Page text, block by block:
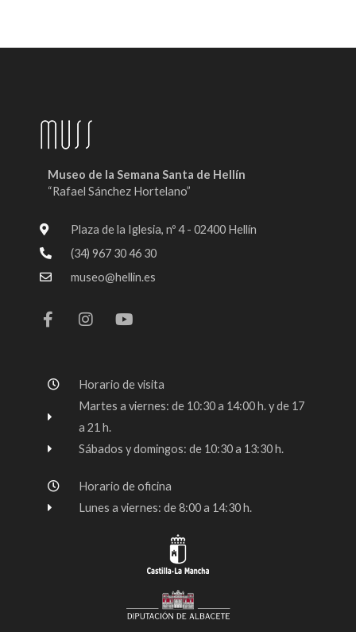
Museo de la Semana Santa de Hellín
“Rafael Sánchez Hortelano”
Plaza de la Iglesia, nº 4 - 02400 Hellín
(34) 967 30 46 30
museo@hellin.es
a
c
o
o
-
n
s
r
a
m
o
u
e
Horario de visita
Martes a viernes: de 10:30 a 14:00 h. y de 17
a 21 h.
Sábados y domingos: de 10:30 a 13:30 h.
Horario de oficina
Lunes a viernes: de 8:00 a 14:30 h.